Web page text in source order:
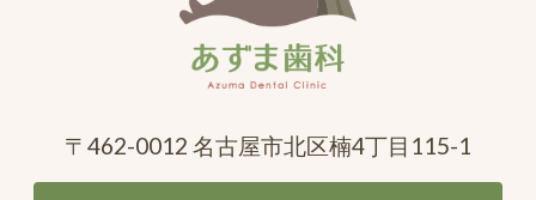
〒462-0012 名古屋市北区楠4丁目115-1